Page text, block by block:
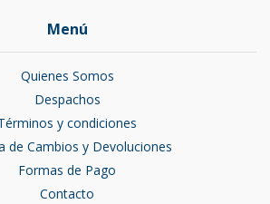
Menú
Quienes Somos
Despachos
y condiciones
de Cambios y Devoluciones
Formas de Pago
Contacto